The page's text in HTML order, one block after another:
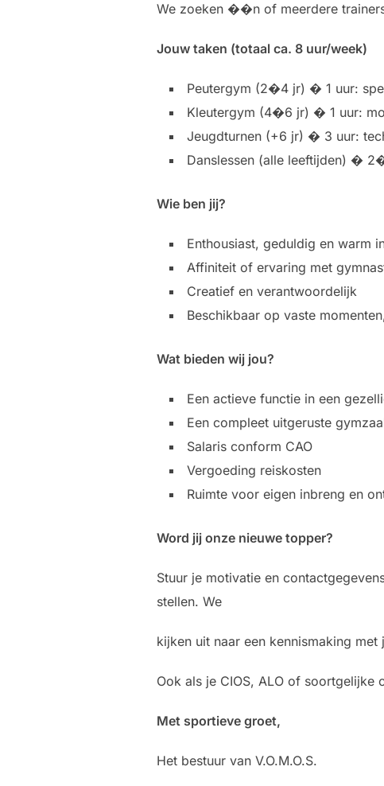
We zoeken ��n of meerdere
Jouw taken (totaal ca. 8 uur/week)
Peutergym (2�4 jr) � 1 uur:
Kleutergym (4�6 jr) � 1 uur:
Jeugdturnen (+6 jr) � 3 uur:
Danslessen (alle leeftijden) �
Wie ben jij?
Enthousiast, geduldig en warm
Affiniteit of ervaring met
Creatief en verantwoordelijk
Beschikbaar op vaste
Wat bieden wij jou?
Een actieve functie in een
Een compleet uitgeruste
Salaris conform CAO
Vergoeding reiskosten
Ruimte voor eigen inbreng en
Word jij onze nieuwe topper?
Stuur je motivatie en
stellen. We
kijken uit naar een kennismaking met
Ook als je CIOS, ALO of
Met sportieve groet,
Het bestuur van V.O.M.O.S.